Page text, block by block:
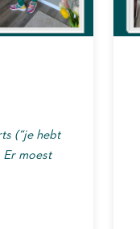
(“je hebt
Er moest